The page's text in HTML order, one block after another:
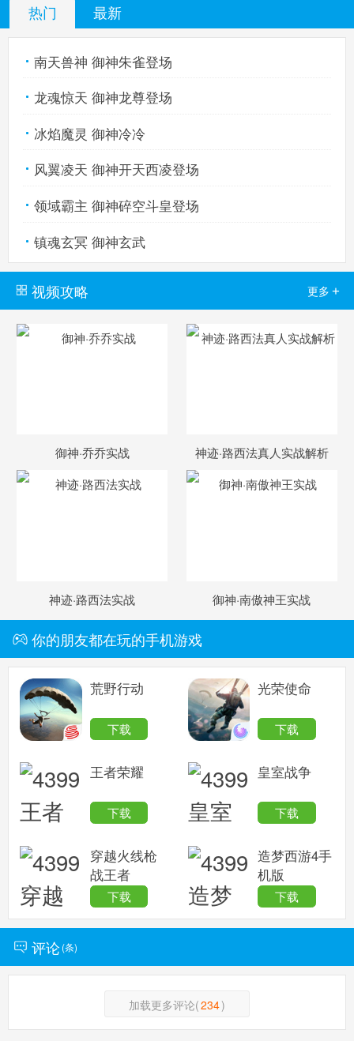
热血精灵派手机版 搜 手
热门 最新
南天兽神 御神朱雀登场
龙魂惊天 御神龙尊登场
冰焰魔灵 御神冷冷
风翼凌天 御神开天西凌登场
领域霸主 御神碎空斗皇登场
镇魂玄冥 御神玄武
视频攻略 更多 +
御神·乔乔实战 神迹·路西法真人实战解析
神迹·路西法实战 御神·南傲神王实战
你的朋友都在玩的手机游戏
荒野行动
下载
光荣使命
下载
王者荣耀
下载
皇室战争
下载
穿越火线枪
战王者
下载
造梦西游4手
机版
下载
评论(条)
加载更多评论(234)